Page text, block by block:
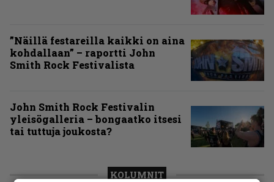
”Näillä festareilla kaikki on aina
kohdallaan” – raportti John
Smith Rock Festivalista
John Smith Rock Festivalin
yleisögalleria – bongaatko itsesi
tai tuttuja joukosta?
KOLUMNIT